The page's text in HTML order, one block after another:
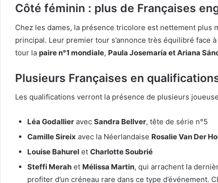
Côté féminin : plus de Françaises
Chez les dames, la présence tricolore est nettement plus
principal. Leur premier tour s’annonce très équilibré face à
tour la paire n°1 mondiale, Paula Josemaría et Ariana
Plusieurs Françaises en
Les qualifications verront la présence de plusieurs
Léa Godallier avec Sandra Bellver, tête de série n°5
Camille Sireix avec la Néerlandaise Rosalie Van Der
Louise Bahurel et Charlotte Soubrié
Steffi Merah et Mélissa Martin, qui arrachent la
profiter d’un créneau rare dans ce type d’événement.